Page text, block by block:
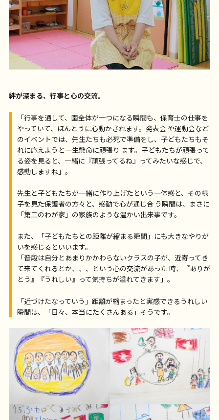
絆が深まる、行事と心の交流。
「行事を通して、園全体が一つになる瞬間も、保育士の仕事を
やっていて、ほんとうに心動かされます。発表会 や運動会など
のイベントでは、先生たちも必死で準備をし、子どもたちもそ
れに応えようと一生懸命に頑張り ます。子どもたちが頑張って
る姿を見ると、一緒に『頑張ってるね』ってみたいな感じで、
感動しますね」。
先生と子どもたちが一緒に作り上げたという一体感と、その様
子を見た保護者の方々と、感動で心が通じ合 う瞬間は、まさに
「第二のわが家」の家族のような温かい出来事です。
また、「子どもたちとの距離が縮まる瞬間」にも大きなやりが
いを感じるといいます。
「普段は自分とあまりかかわらないクラスの子が、近寄ってき
て来てくれるとか、、、という心の交流があった 時、『ありが
とう』『うれしい』って気持ちが溢れてきます」。
「近づけたなっていう」距離が縮まったと実感できるうれしい
瞬間は、「日々、本当にたくさんある」そうです。